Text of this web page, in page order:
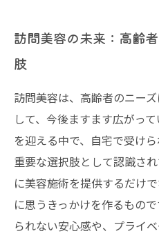
訪問美容の未来：高齢
肢
訪問美容は、高齢者のニー
して、今後ますます広がっ
を迎える中で、自宅で受け
重要な選択肢として認識さ
に美容施術を提供するだけ
に思うきっかけを作るもの
られない安心感や、プライ